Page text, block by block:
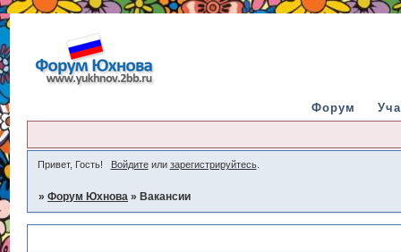
Форум
Привет, Гость! Войдитеили зарегистрируйтесь.
»Форум Юхнова » Вакансии